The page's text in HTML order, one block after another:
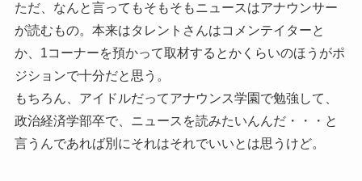
ただ、なんと言ってもそもそもニュースはアナウンサー
が読むもの。本来はタレントさんはコメンテイターと
か、1コーナーを預かって取材するとかくらいのほうがポ
ジションで十分だと思う。
もちろん、アイドルだってアナウンス学園で勉強して、
政治経済学部卒で、ニュースを読みたいんんだ・・・と
言うんであれば別にそれはそれでいいとは思うけど。